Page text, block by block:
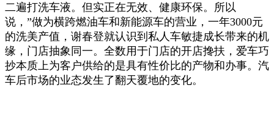
二遍打洗车液。但实正在无效、健康环保。所以
说，”做为横跨燃油车和新能源车的营业，一年3000元
的洗美产值，谢春登就认识到私人车敏捷成长带来的机
缘，门店抽象同一。全数用于门店的开店搀扶，爱车巧
抄本质上为客户供给的是具有性价比的产物和办事。汽
车后市场的业态发生了翻天覆地的变化。